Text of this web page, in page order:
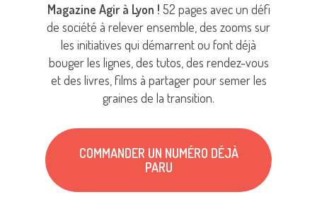
Magazine Agir à Lyon ! 52 pages avec un défi
de société à relever ensemble, des zooms sur
les initiatives qui démarrent ou font déjà
bouger les lignes, des tutos, des rendez-vous
et des livres, films à partager pour semer les
graines de la transition.
COMMANDER UN NUMÉRO DÉJÀ
PARU